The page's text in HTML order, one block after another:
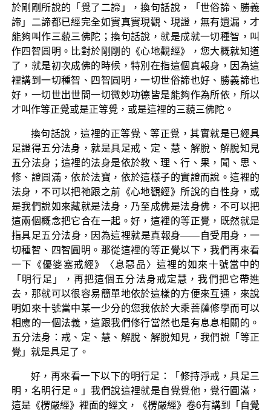
於剛剛所說的「覺了二諦」，換句話說，「世俗諦、勝義
諦」二諦都已經完全如實真實現觀、現證，無有遺漏，才
能夠叫作三藐三佛陀；換句話說，就是成就一切種智，叫
作四智圓明。比對於剛剛的《心地觀經》，您大概就知道
了，就是初次成佛的時候，特別在指這個真報身，因為這
裡講到一切種智、四智圓明，一切世俗諦也好、勝義諦也
好，一切世出世間一切微妙功德皆是能夠作為所依，所以
才叫作等正覺或是正等覺，或是這裡的三藐三佛陀。
換句話說，這裡的正等覺、等正覺，其實就是已經具
足證得五分法身，就是具足戒、定、慧、解脫、解脫知見
五分法身；這裡的法身是依於教、理、行、果，聞、思、
修、證圓滿，依於法寶，依於這樣子的實證而說。這裡的
法身，不可以把祂跟之前《心地觀經》所說的自性身，或
是我們說如來藏就是法身，乃至成佛是法身佛，不可以把
這兩個概念把它合在一起。好，這裡的等正覺，既然就是
指具足五分法身，因為這裡就是真報身——自受用身，一
切種智、四智圓明。那從這裡的等正覺以下，我們再來看
一下《優婆塞戒經》〈息惡品〉這裡的如來十號當中的
「明行足」，再把這個五分法身戒定慧，我們把它帶進
去，那就可以很容易簡單地依於這樣的方便來互通，來說
明如來十號當中某一少分的您我依於大乘菩薩修學而可以
相應的一個法義，這跟我們修行當然也是有息息相關的。
五分法身：戒、定、慧、解脫、解脫知見，我們說「等正
覺」就是具足了。
好，再來看一下以下的明行足：「修持淨戒，具足三
明，名明行足。」我們說這裡就是自覺覺他，覺行圓滿，
這是《楞嚴經》裡面的經文，《楞嚴經》卷6有講到「自覺